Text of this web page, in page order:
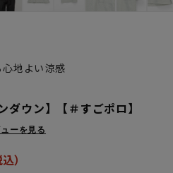
地よい涼感
ウン】【＃すごポロ】
ーを見る